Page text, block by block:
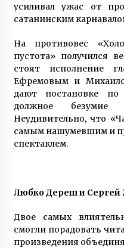
усиливал ужас от
сатанинским
На противовес
пустота» получился
стоят исполнение
Ефремовым и
дают постановке по
должное безумие
Неудивительно, что
самым нашумевшим и
спектаклем.
Любко Дереш и Сергей
Двое самых
смогли порадовать
произведения